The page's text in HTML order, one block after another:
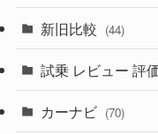
(230)
(253)
(84)
(14)
(50)
(58)
(3)
(3)
(5)
(1)
新旧比較 (44)
試乗 レビュー 評
カーナビ (70)